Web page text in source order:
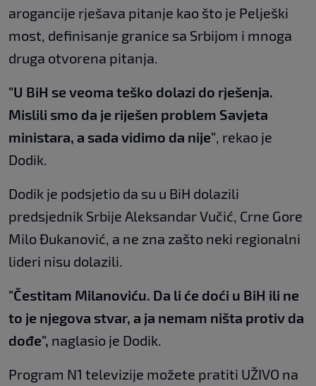
arogancije rješava pitanje kao što je Pelješki
most, definisanje granice sa Srbijom i mnoga
druga otvorena pitanja.
"U BiH se veoma teško dolazi do rješenja.
Mislili smo da je riješen problem Savjeta
ministara, a sada vidimo da nije", rekao je
Dodik.
Dodik je podsjetio da su u BiH dolazili
predsjednik Srbije Aleksandar Vučić, Crne Gore
Milo Đukanović, a ne zna zašto neki regionalni
lideri nisu dolazili.
"Čestitam Milanoviću. Da li će doći u BiH ili ne
to je njegova stvar, a ja nemam ništa protiv da
dođe", naglasio je Dodik.
Program N1 televizije možete pratiti UŽIVO na